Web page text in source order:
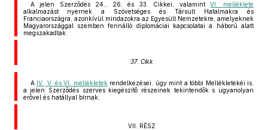
A jelen Szerződés 24., 26. és 33. Cikkei, valamintVI. melléklete
alkalmazást nyernek a Szövetséges és Társult Hatalmakra és
Franciaországra, azonkívül mindazokra az Egyesült Nemzetekre, amelyeknek
Magyarországgal szemben fennálló diplomáciai kapcsolatai a háború alatt
megszakadtak:
37. Cikk
A IV., V. és VI. mellékletekrendelkezései, úgy mint a többi MeIlékletekéi is,
a jelen Szerződés szerves kiegészítő részeinek tekintendők s ugyanolyan
erővel és hatállyal bírnak.
VII. RÉSZ